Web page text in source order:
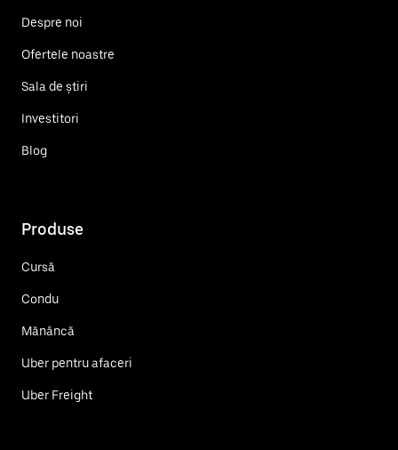
Despre noi
Ofertele noastre
Sala de știri
Investitori
Blog
Produse
Cursă
Condu
Mănâncă
Uber pentru afaceri
Uber Freight